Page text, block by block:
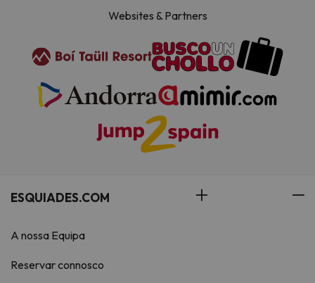
Websites & Partners
ESQUIADES.COM
A nossa Equipa
Reservar connosco